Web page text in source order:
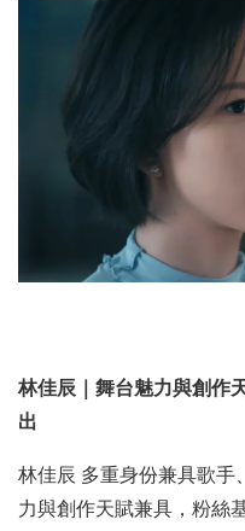
林佳辰｜舞台魅力與創作
出
林佳辰 多重身份兼具歌手
力與創作天賦兼具，粉絲